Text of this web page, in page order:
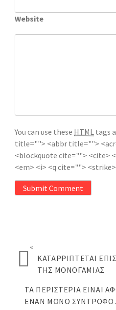
Website
You can use these HTML tags
title=""> <abbr title="">
<blockquote cite=""> <cite>
<em> <i> <q cite="">
Submit Comment
«
ΚΑΤΑΡΡΊΠΤΕΤΑΙ
ΤΗΣ ΜΟΝΟΓΑΜΊΑΣ
ΤΑ ΠΕΡΙΣΤΈΡΙΑ ΕΊΝΑΙ
ΈΝΑΝ ΜΌΝΟ